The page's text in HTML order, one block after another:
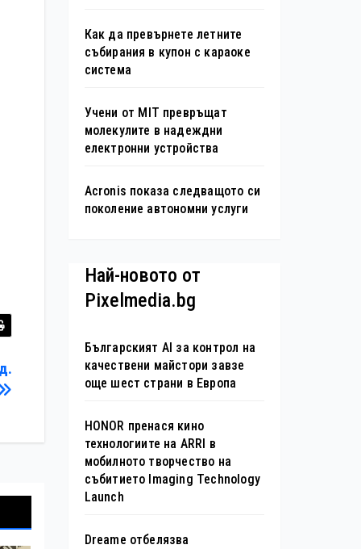
Как да превърнете летните
събирания в купон с караоке
система
Учени от MIT превръщат
молекулите в надеждни
електронни устройства
Acronis показа следващото си
поколение автономни услуги
Най-новото от
Pixelmedia.bg
Българският AI за контрол на
качествени майстори завзе
още шест страни в Европа
HONOR пренася кино
технологиите на ARRI в
мобилното творчество на
събитието Imaging Technology
Launch
Dreame отбелязва